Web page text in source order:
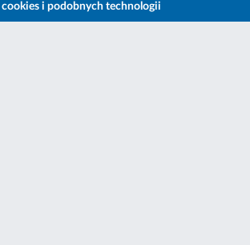
cookies i podobnych technologii